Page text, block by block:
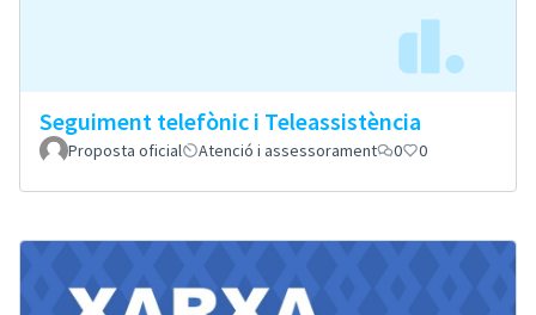
Seguiment telefònic i Teleassistència
Proposta oficial Atenció i assessorament 0 0